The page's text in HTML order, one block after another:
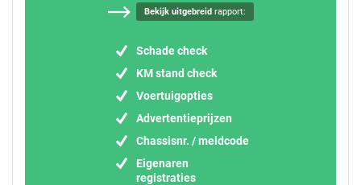
Bekijk uitgebreidrapport:
Schade check
KM stand check
Voertuigopties
Advertentieprijzen
Chassisnr. / meldcode
Eigenaren
registraties